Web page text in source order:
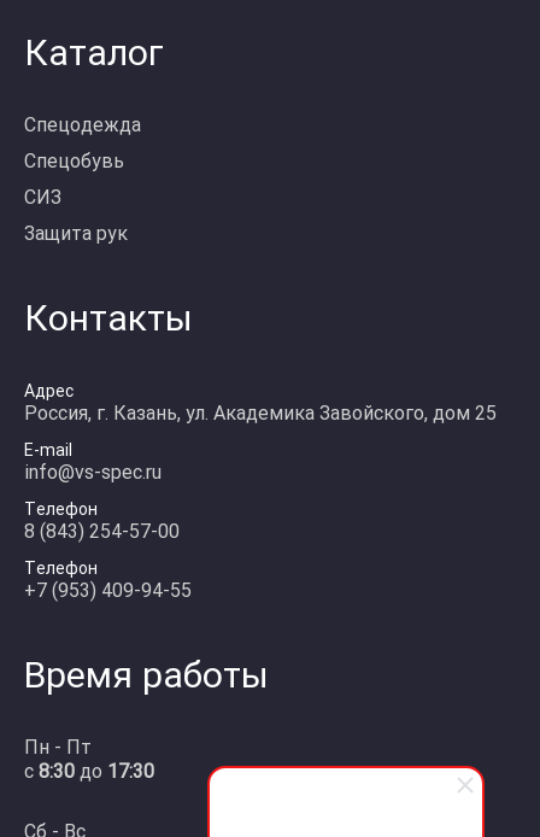
Каталог
Спецодежда
Спецобувь
СИЗ
Защита рук
Контакты
Адрес
Россия, г. Казань, ул. Академика Завойского, дом 25
E-mail
info@vs-spec.ru
Телефон
8 (843) 254-57-00
Телефон
+7 (953) 409-94-55
Время работы
Пн - Пт
с 8:30 до 17:30
Сб - Вс